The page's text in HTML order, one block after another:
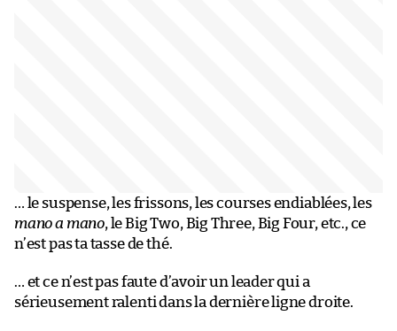
… le suspense, les frissons, les courses endiablées, les
mano a mano, le Big Two, Big Three, Big Four, etc., ce
n’est pas ta tasse de thé.
… et ce n’est pas faute d’avoir un leader qui a
sérieusement ralenti dans la dernière ligne droite.